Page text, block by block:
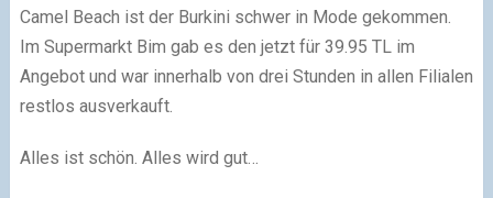
Camel Beach ist der Burkini schwer in Mode gekommen.
Im Supermarkt Bim gab es den jetzt für 39.95 TL im
Angebot und war innerhalb von drei Stunden in allen Filialen
restlos ausverkauft.
Alles ist schön. Alles wird gut…